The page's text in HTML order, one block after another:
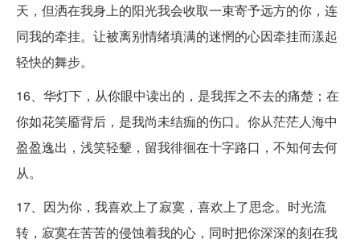
天，但洒在我身上的阳光我会收取一束寄予远方的你，连
同我的牵挂。让被离别情绪填满的迷惘的心因牵挂而漾起
轻快的舞步。
16、华灯下，从你眼中读出的，是我挥之不去的痛楚；在
你如花笑靥背后，是我尚未结痂的伤口。你从茫茫人海中
盈盈逸出，浅笑轻颦，留我徘徊在十字路口，不知何去何
从。
17、因为你，我喜欢上了寂寞，喜欢上了思念。时光流
转，寂寞在苦苦的侵蚀着我的心，同时把你深深的刻在我